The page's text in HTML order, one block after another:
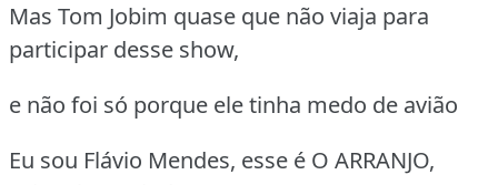
Mas Tom Jobim quase que não viaja para
participar desse show,
e não foi só porque ele tinha medo de avião
Eu sou Flávio Mendes, esse é O ARRANJO,